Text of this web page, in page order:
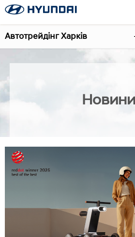
Автотрейдінг Харків
Новини